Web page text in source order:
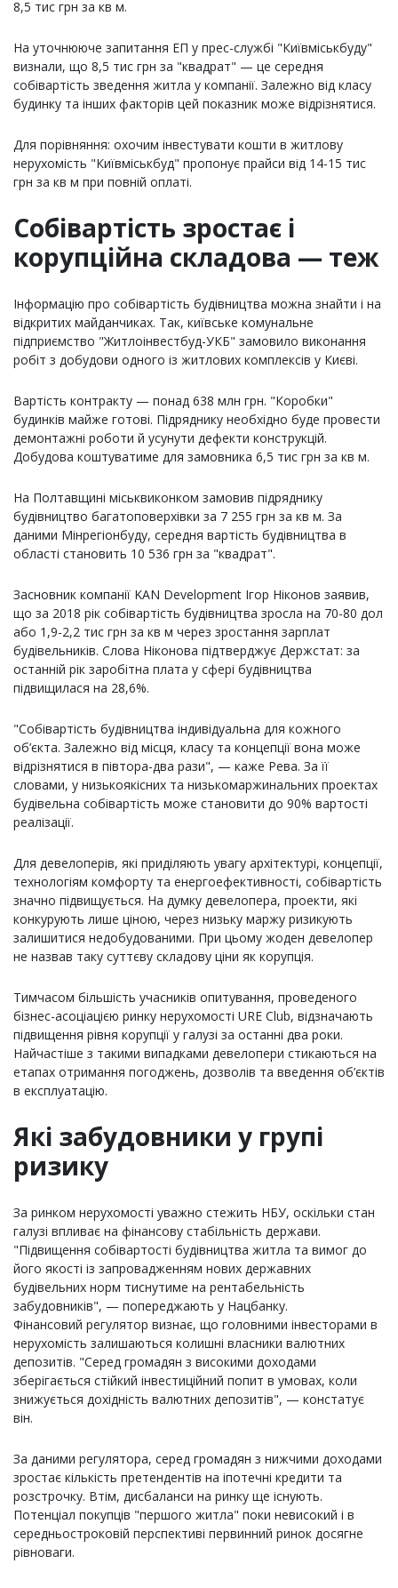
8,5 тис грн за кв м.
На уточнююче запитання ЕП у прес-службі "Київміськбуду"
визнали, що 8,5 тис грн за "квадрат" — це середня
собівартість зведення житла у компанії. Залежно від класу
будинку та інших факторів цей показник може відрізнятися.
Для порівняння: охочим інвестувати кошти в житлову
нерухомість "Київміськбуд" пропонує прайси від 14-15 тис
грн за кв м при повній оплаті.
Собівартість зростає і
корупційна складова — теж
Інформацію про собівартість будівництва можна знайти і на
відкритих майданчиках. Так, київське комунальне
підприємство "Житлоінвестбуд-УКБ" замовило виконання
робіт з добудови одного із житлових комплексів у Києві.
Вартість контракту — понад 638 млн грн. "Коробки"
будинків майже готові. Підряднику необхідно буде провести
демонтажні роботи й усунути дефекти конструкцій.
Добудова коштуватиме для замовника 6,5 тис грн за кв м.
На Полтавщині міськвиконком замовив підряднику
будівництво багатоповерхівки за 7 255 грн за кв м. За
даними Мінрегіонбуду, середня вартість будівництва в
області становить 10 536 грн за "квадрат".
Засновник компанії KAN Development Ігор Ніконов заявив,
що за 2018 рік собівартість будівництва зросла на 70-80 дол
або 1,9-2,2 тис грн за кв м через зростання зарплат
будівельників. Слова Ніконова підтверджує Держстат: за
останній рік заробітна плата у сфері будівництва
підвищилася на 28,6%.
"Собівартість будівництва індивідуальна для кожного
об’єкта. Залежно від місця, класу та концепції вона може
відрізнятися в півтора-два рази", — каже Рева. За її
словами, у низькоякісних та низькомаржинальних проектах
будівельна собівартість може становити до 90% вартості
реалізації.
Для девелоперів, які приділяють увагу архітектурі, концепції,
технологіям комфорту та енергоефективності, собівартість
значно підвищується. На думку девелопера, проекти, які
конкурують лише ціною, через низьку маржу ризикують
залишитися недобудованими. При цьому жоден девелопер
не назвав таку суттєву складову ціни як корупція.
Тимчасом більшість учасників опитування, проведеного
бізнес-асоціацією ринку нерухомості URE Club, відзначають
підвищення рівня корупції у галузі за останні два роки.
Найчастіше з такими випадками девелопери стикаються на
етапах отримання погоджень, дозволів та введення об’єктів
в експлуатацію.
Які забудовники у групі
ризику
За ринком нерухомості уважно стежить НБУ, оскільки стан
галузі впливає на фінансову стабільність держави.
"Підвищення собівартості будівництва житла та вимог до
його якості із запровадженням нових державних
будівельних норм тиснутиме на рентабельність
забудовників", — попереджають у Нацбанку.
Фінансовий регулятор визнає, що головними інвесторами в
нерухомість залишаються колишні власники валютних
депозитів. "Серед громадян з високими доходами
зберігається стійкий інвестиційний попит в умовах, коли
знижується дохідність валютних депозитів", — констатує
він.
За даними регулятора, серед громадян з нижчими доходами
зростає кількість претендентів на іпотечні кредити та
розстрочку. Втім, дисбаланси на ринку ще існують.
Потенціал покупців "першого житла" поки невисокий і в
середньостроковій перспективі первинний ринок досягне
рівноваги.